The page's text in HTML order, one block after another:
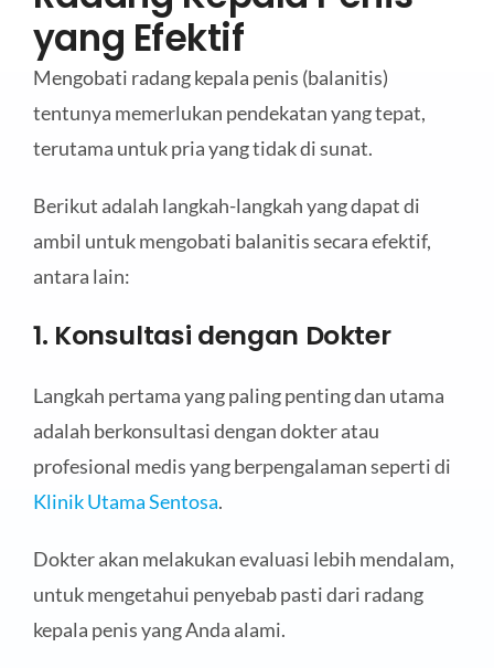
yang Efektif
Mengobati radang kepala penis (balanitis)
tentunya memerlukan pendekatan yang tepat,
terutama untuk pria yang tidak di sunat.
Berikut adalah langkah-langkah yang dapat di
ambil untuk mengobati balanitis secara efektif,
antara lain:
1. Konsultasi dengan Dokter
Langkah pertama yang paling penting dan utama
adalah berkonsultasi dengan dokter atau
profesional medis yang berpengalaman seperti di
Klinik Utama Sentosa.
Dokter akan melakukan evaluasi lebih mendalam,
untuk mengetahui penyebab pasti dari radang
kepala penis yang Anda alami.